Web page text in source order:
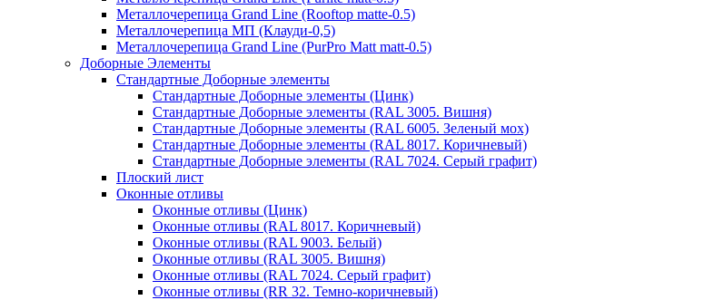
Металлочерепица Grand Line (Rooftop matte-0.5)
Металлочерепица МП (Клауди-0,5)
Металлочерепица Grand Line (PurPro Matt matt-0.5)
Доборные Элементы
Стандартные Доборные элементы
Стандартные Доборные элементы (Цинк)
Стандартные Доборные элементы (RAL 3005. Вишня)
Стандартные Доборные элементы (RAL 6005. Зеленый мох)
Стандартные Доборные элементы (RAL 8017. Коричневый)
Стандартные Доборные элементы (RAL 7024. Серый графит)
Плоский лист
Оконные отливы
Оконные отливы (Цинк)
Оконные отливы (RAL 8017. Коричневый)
Оконные отливы (RAL 9003. Белый)
Оконные отливы (RAL 3005. Вишня)
Оконные отливы (RAL 7024. Серый графит)
Оконные отливы (RR 32. Темно-коричневый)